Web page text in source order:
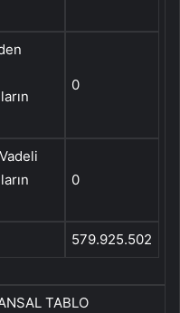
0
0
579.925.502
TABLO